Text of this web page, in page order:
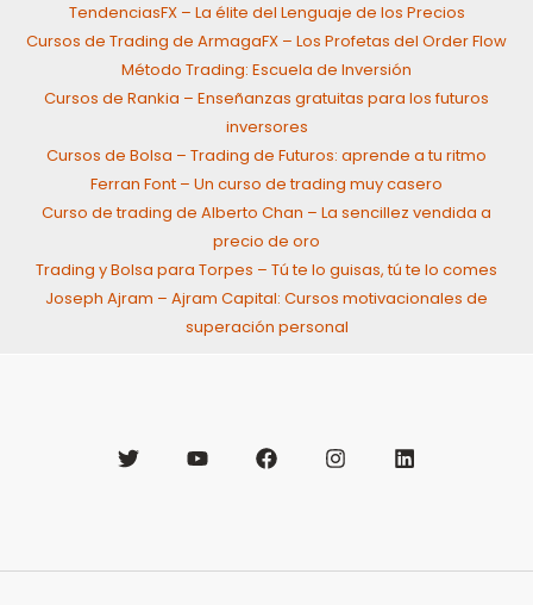
TendenciasFX – La élite del Lenguaje de los Precios
Cursos de Trading de ArmagaFX – Los Profetas del Order Flow
Método Trading: Escuela de Inversión
Cursos de Rankia – Enseñanzas gratuitas para los futuros
inversores
Cursos de Bolsa – Trading de Futuros: aprende a tu ritmo
Ferran Font – Un curso de trading muy casero
Curso de trading de Alberto Chan – La sencillez vendida a
precio de oro
Trading y Bolsa para Torpes – Tú te lo guisas, tú te lo comes
Joseph Ajram – Ajram Capital: Cursos motivacionales de
superación personal